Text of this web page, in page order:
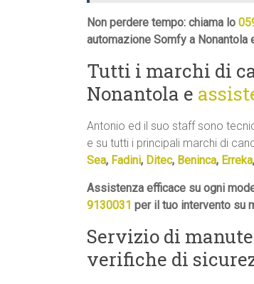
Non perdere tempo: chiama lo
automazione Somfy a Nonantola
Tutti i marchi di
Nonantola e
Antonio ed il suo staff sono
e su tutti i principali marchi di
Sea, Fadini, Ditec, Beninca, Erreka,
Assistenza efficace su ogni
9130031 per il tuo intervento su
Servizio di
verifiche di